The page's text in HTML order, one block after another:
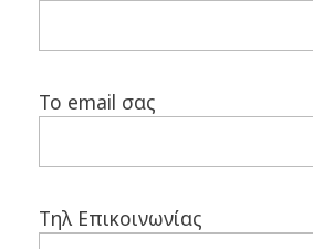
Το email σας
Τηλ Επικοινωνίας